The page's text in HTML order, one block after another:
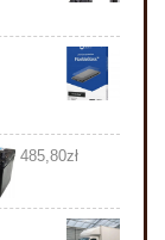
485,80zł